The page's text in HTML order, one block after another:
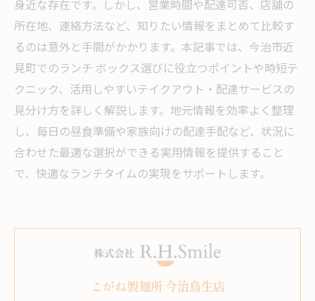
身近な存在です。しかし、営業時間や配達可否、店舗の
所在地、連絡方法など、知りたい情報をまとめて比較す
るのは意外と手間がかかります。本記事では、今治市近
見町でのランチ ボックス選びに役立つポイントや時短テ
クニック、活用しやすいテイクアウト・配達サービスの
見分け方を詳しく解説します。地元情報を効率よく整理
し、毎日の昼食準備や家族向けの配達手配など、状況に
合わせた最適な選択ができる実用情報を提供すること
で、快適なランチタイムの実現をサポートします。
こがね製麺所 今治鳥生店